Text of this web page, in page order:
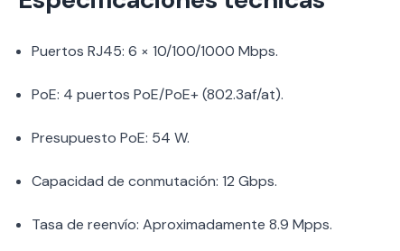
Puertos RJ45: 6 × 10/100/1000 Mbps.
PoE: 4 puertos PoE/PoE+ (802.3af/at).
Presupuesto PoE: 54 W.
Capacidad de conmutación: 12 Gbps.
Tasa de reenvío: Aproximadamente 8.9 Mpps.